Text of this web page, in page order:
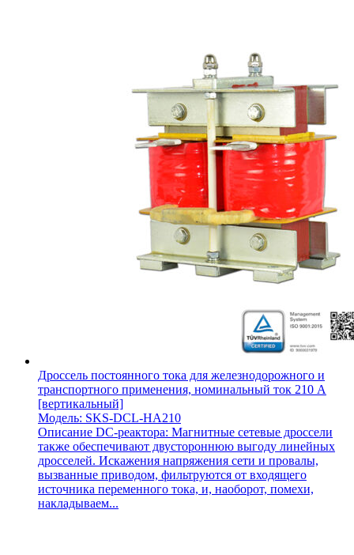
Дроссель постоянного тока для железнодорожного и
транспортного применения, номинальный ток 210 А
[вертикальный]
Модель: SKS-DCL-HA210
Описание DC-реактора: Магнитные сетевые дроссели
также обеспечивают двустороннюю выгоду линейных
дросселей. Искажения напряжения сети и провалы,
вызванные приводом, фильтруются от входящего
источника переменного тока, и, наоборот, помехи,
накладываем...